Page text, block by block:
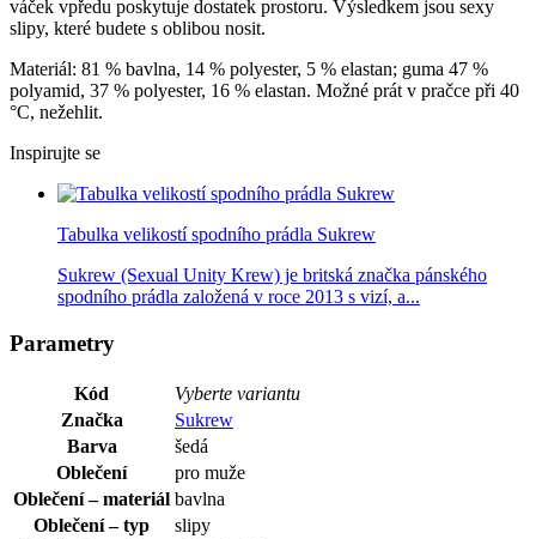
váček vpředu poskytuje dostatek prostoru. Výsledkem jsou sexy
slipy, které budete s oblibou nosit.
Materiál: 81 % bavlna, 14 % polyester, 5 % elastan; guma 47 %
polyamid, 37 % polyester, 16 % elastan. Možné prát v pračce při 40
°C, nežehlit.
Inspirujte se
Tabulka velikostí spodního prádla Sukrew
Sukrew (Sexual Unity Krew) je britská značka pánského
spodního prádla založená v roce 2013 s vizí, a...
Parametry
Kód
Vyberte variantu
Značka
Sukrew
Barva
šedá
Oblečení
pro muže
Oblečení – materiál bavlna
Oblečení – typ
slipy